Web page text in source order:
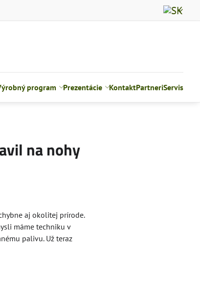
program Prezentácie KontaktPartneriServis
na nohy
aj okolitej prírode.
máme techniku v
palivu. Už teraz